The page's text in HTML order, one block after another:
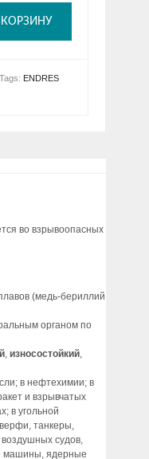
Tags: ENDRES
во взрывоопасных
(медь-бериллий
органом по
, износостойкий,
в нефтехимии; в
и взрывчатых
в угольной
танкеры,
судов,
машины, ядерные